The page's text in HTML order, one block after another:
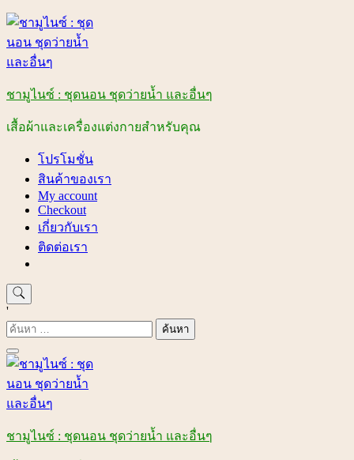
Skip
content
ชามูไนซ์ : ชุดนอน ชุดว่ายน้ำ และอื่นๆ
เสื้อผ้าและเครื่องแต่งกายสำหรับคุณ
โปรโมชั่น
สินค้าของเรา
My account
Checkout
เกี่ยวกับเรา
ติดต่อเรา
'
ค้นหา
สำหรับ:
ชามูไนซ์ : ชุดนอน ชุดว่ายน้ำ และอื่นๆ